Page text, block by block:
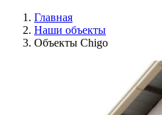
Главная
Наши объекты
Объекты Chigo